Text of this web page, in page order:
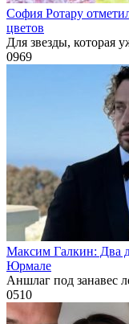
София Ротару
цветов
Для звезды, которая
0969
Максим Галкин: Два
Юрмале
Аншлаг под занавес
0510